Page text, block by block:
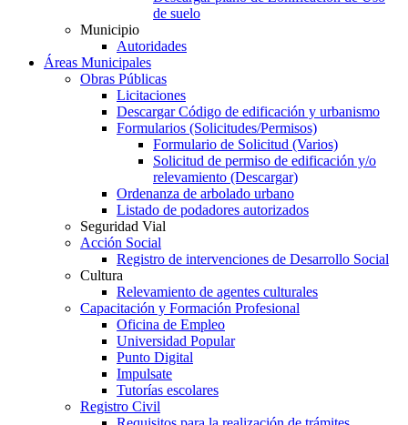
de suelo
Municipio
Autoridades
Áreas Municipales
Obras Públicas
Licitaciones
Descargar Código de edificación y urbanismo
Formularios (Solicitudes/Permisos)
Formulario de Solicitud (Varios)
Solicitud de permiso de edificación y/o
relevamiento (Descargar)
Ordenanza de arbolado urbano
Listado de podadores autorizados
Seguridad Vial
Acción Social
Registro de intervenciones de Desarrollo Social
Cultura
Relevamiento de agentes culturales
Capacitación y Formación Profesional
Oficina de Empleo
Universidad Popular
Punto Digital
Impulsate
Tutorías escolares
Registro Civil